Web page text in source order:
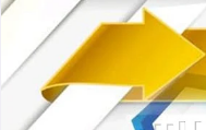
والمسالك بالتعليم الثانوي